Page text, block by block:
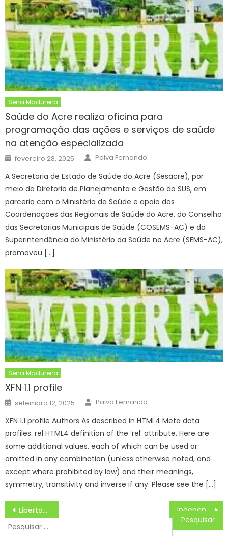
Sena Madureira
Saúde do Acre realiza oficina para
programação das ações e serviços de saúde
na atenção especializada
Posted
on
fevereiro 28, 2025 Author
Paiva Fernando
A Secretaria de Estado de Saúde do Acre (Sesacre), por
meio da Diretoria de Planejamento e Gestão do SUS, em
parceria com o Ministério da Saúde e apoio das
Coordenações das Regionais de Saúde do Acre, do Conselho
das Secretarias Municipais de Saúde (COSEMS-AC) e da
Superintendência do Ministério da Saúde no Acre (SEMS-AC),
promoveu […]
Sena Madureira
XFN 1.1 profile
Posted
on
setembro 12, 2025 Author
Paiva Fernando
XFN 1.1 profile Authors As described in HTML4 Meta data
profiles. rel HTML4 definition of the ‘rel’ attribute. Here are
some additional values, each of which can be used or
omitted in any combination (unless otherwise noted, and
except where prohibited by law) and their meanings,
symmetry, transitivity and inverse if any. Please see the […]
Navegação
de
Post
Libertad x Alianza Lima, PALPITES, Assistir ao vivo COM IMAGENS a Libertadores, Hoje (27), ESCALAÇÕES, PALPITES
Pesquisar
por: